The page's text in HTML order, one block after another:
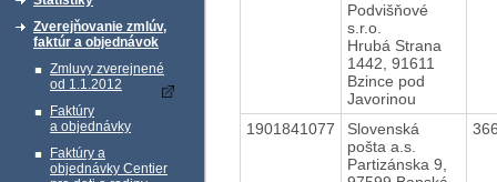
Zverejňovanie zmlúv,
faktúr a objednávok
Zmluvy zverejnené
od 1.1.2012
Faktúry
a objednávky
Faktúry a
objednávky Centier
Podvišňové
s.r.o.
Hrubá Strana
1442, 91611
Bzince pod
Javorinou
1901841077
Slovenská
pošta a.s.
Partizánska 9,